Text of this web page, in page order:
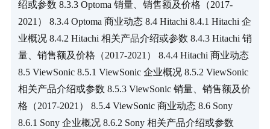
绍或参数 8.3.3 Optoma 销量、销售额及价格（2017-
2021） 8.3.4 Optoma 商业动态 8.4 Hitachi 8.4.1 Hitachi 企
业概况 8.4.2 Hitachi 相关产品介绍或参数 8.4.3 Hitachi 销
量、销售额及价格（2017-2021） 8.4.4 Hitachi 商业动态
8.5 ViewSonic 8.5.1 ViewSonic 企业概况 8.5.2 ViewSonic
相关产品介绍或参数 8.5.3 ViewSonic 销量、销售额及价
格（2017-2021） 8.5.4 ViewSonic 商业动态 8.6 Sony
8.6.1 Sony 企业概况 8.6.2 Sony 相关产品介绍或参数